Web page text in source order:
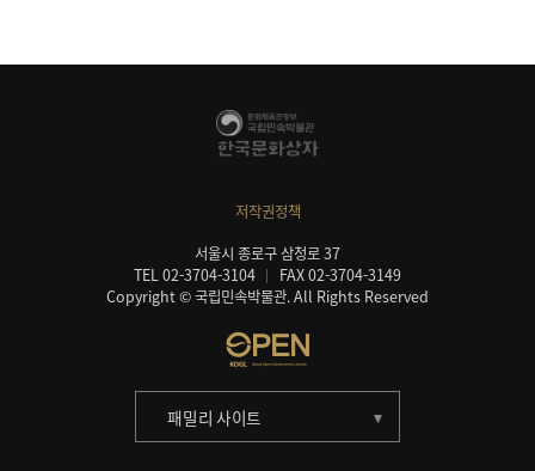
저작권정책
서울시 종로구 삼청로 37
TEL 02-3704-3104
FAX 02-3704-3149
Copyright © 국립민속박물관. All Rights Reserved
패밀리 사이트